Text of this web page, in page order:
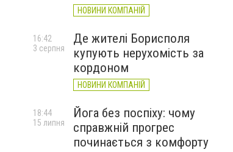
НОВИНИ КОМПАНІЙ
Де жителі Борисполя
купують нерухомість за
кордоном
НОВИНИ КОМПАНІЙ
16:42
3 серпня
Йога без поспіху: чому
справжній прогрес
починається з комфорту
18:44
15 липня